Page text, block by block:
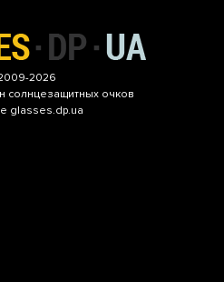
2026
солнцезащитных очков
glasses.dp.ua